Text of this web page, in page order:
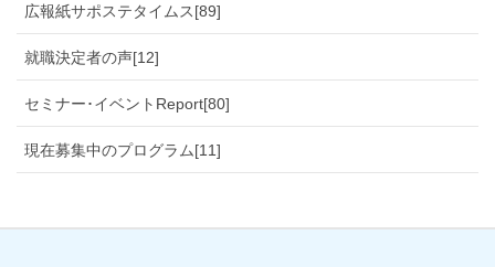
広報紙サポステタイムス[89]
就職決定者の声[12]
セミナー･イベントReport[80]
現在募集中のプログラム[11]